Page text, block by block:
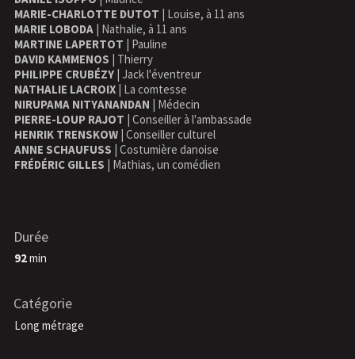
MARIE-CHARLOTTE DUTOT | Louise, à 11 ans
MARIE LOBODA| Nathalie, à 11 ans
MARTINE LAPERTOT | Pauline
DAVID KAMMENOS | Thierry
PHILIPPE CRUBÉZY| Jack l'éventreur
NATHALIE LACROIX| La comtesse
NIRUPAMA NITYANANDAN | Médecin
PIERRE-LOUP RAJOT | Conseiller à l'ambassade
HENRIK TRENSKOW| Conseiller culturel
ANNE SCHAUFUSS | Costumière danoise
FRÉDÉRIC GILLES | Mathias, un comédien
Durée
92min
Catégorie
Long métrage